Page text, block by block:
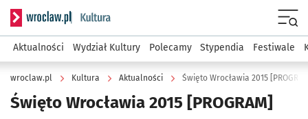
Serwis informacyjny wroclaw.pl podserwis: Kultura
Aktualności Wydział Kultury Polecamy Stypendia Festiwale
wroclaw.pl Kultura Aktualności Święto Wrocławia 2015
Święto Wrocławia 2015 [PROGRAM]